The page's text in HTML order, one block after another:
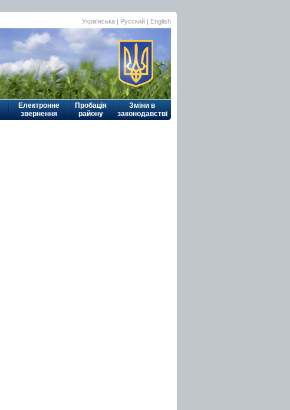
Українська | Русский | English
Електронне
звернення
Пробація
району
Зміни в
законодавстві